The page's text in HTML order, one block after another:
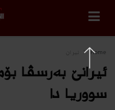
Home ئیران
ئیرانێ به‌رسڤا
سووریا دا